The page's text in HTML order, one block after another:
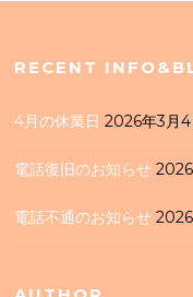
RECENT
4月の休業日 2026年3月4
電話復旧のお知らせ
電話不通のお知らせ